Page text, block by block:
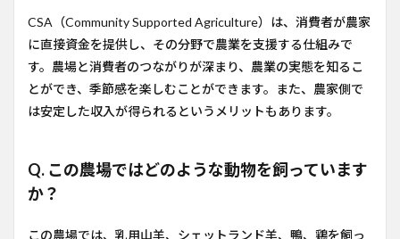
CSA（Community Supported Agriculture）は、消費者が農家
に直接資金を提供し、その分野で農業を支援する仕組みで
す。農場と消費者のつながりが深まり、農業の実態を知るこ
とができ、季節感を楽しむことができます。また、農家側で
は安定した収入が得られるというメリットもあります。
Q. この農場ではどのような動物を飼っています
か？
この農場では、乳用山羊、シェットランド羊、鴨、鶏を飼っ